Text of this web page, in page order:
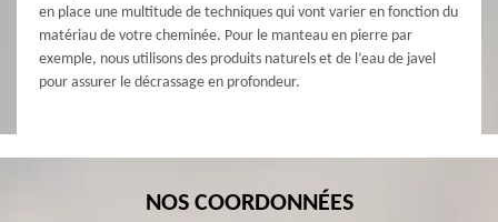
en place une multitude de techniques qui vont varier en fonction du
matériau de votre cheminée. Pour le manteau en pierre par
exemple, nous utilisons des produits naturels et de l’eau de javel
pour assurer le décrassage en profondeur.
NOS COORDONNÉES